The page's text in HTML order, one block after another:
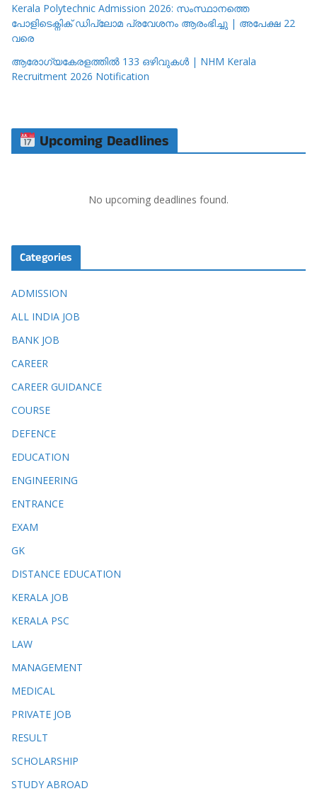
Kerala Polytechnic Admission 2026: സംസ്ഥാനത്തെ
പോളിടെക്നിക് ഡിപ്ലോമ പ്രവേശനം ആരംഭിച്ചു | അപേക്ഷ 22
വരെ
ആരോഗ്യകേരളത്തിൽ 133 ഒഴിവുകൾ | NHM Kerala
Recruitment 2026 Notification
Upcoming Deadlines
No upcoming deadlines found.
Categories
ADMISSION
ALL INDIA JOB
BANK JOB
CAREER
CAREER GUIDANCE
COURSE
DEFENCE
EDUCATION
ENGINEERING
ENTRANCE
EXAM
GK
DISTANCE EDUCATION
KERALA JOB
KERALA PSC
LAW
MANAGEMENT
MEDICAL
PRIVATE JOB
RESULT
SCHOLARSHIP
STUDY ABROAD